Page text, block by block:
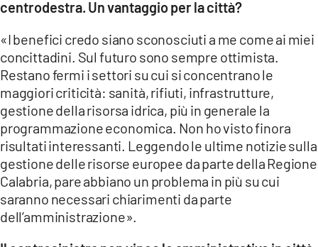
centrodestra. Un vantaggio per la città?
«I benefici credo siano sconosciuti a me come ai miei
concittadini. Sul futuro sono sempre ottimista.
Restano fermi i settori su cui si concentrano le
maggiori criticità: sanità, rifiuti, infrastrutture,
gestione della risorsa idrica, più in generale la
programmazione economica. Non ho visto finora
risultati interessanti. Leggendo le ultime notizie sulla
gestione delle risorse europee da parte della Regione
Calabria, pare abbiano un problema in più su cui
saranno necessari chiarimenti da parte
dell’amministrazione».